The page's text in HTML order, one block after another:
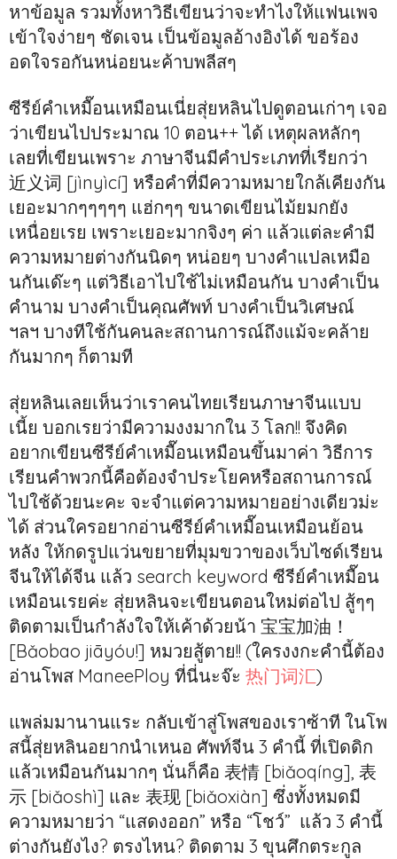
หาข้อมูล รวมทั้งหาวิธีเขียนว่าจะทำไงให้แฟนเพจ
เข้าใจง่ายๆ ชัดเจน เป็นข้อมูลอ้างอิงได้ ขอร้อง
อดใจรอกันหน่อยนะค้าบพลีสๆ
ซีรีย์คำเหมื๊อนเหมือนเนี่ยสุ่ยหลินไปดูตอนเก่าๆ เจอ
ว่าเขียนไปประมาณ 10 ตอน++ ได้ เหตุผลหลักๆ
เลยที่เขียนเพราะ ภาษาจีนมีคำประเภทที่เรียกว่า
近义词 [jìnyìcí] หรือคำที่มีความหมายใกล้เคียงกัน
เยอะมากๆๆๆๆๆ แฮ่กๆๆ ขนาดเขียนไม้ยมกยัง
เหนื่อยเรย เพราะเยอะมากจิงๆ ค่า แล้วแต่ละคำมี
ความหมายต่างกันนิดๆ หน่อยๆ บางคำแปลเหมือ
นกันเด๊ะๆ แต่วิธีเอาไปใช้ไม่เหมือนกัน บางคำเป็น
คำนาม บางคำเป็นคุณศัพท์ บางคำเป็นวิเศษณ์
ฯลฯ บางทีใช้กันคนละสถานการณ์ถึงแม้จะคล้าย
กันมากๆ ก็ตามที
สุ่ยหลินเลยเห็นว่าเราคนไทยเรียนภาษาจีนแบบ
เนี้ย บอกเรยว่ามีความงงมากใน 3 โลก!! จึงคิด
อยากเขียนซีรีย์คำเหมื๊อนเหมือนขึ้นมาค่า วิธีการ
เรียนคำพวกนี้คือต้องจำประโยคหรือสถานการณ์
ไปใช้ด้วยนะคะ จะจำแต่ความหมายอย่างเดียวม่ะ
ได้ ส่วนใครอยากอ่านซีรีย์คำเหมื๊อนเหมือนย้อน
หลัง ให้กดรูปแว่นขยายที่มุมขวาของเว็บไซด์เรียน
จีนให้ได้จีน แล้ว search keyword ซีรีย์คำเหมื๊อน
เหมือนเรยค่ะ สุ่ยหลินจะเขียนตอนใหม่ต่อไป สู้ๆๆ
ติดตามเป็นกำลังใจให้เค้าด้วยน้า 宝宝加油！
[Bǎobao jiāyóu!] หมวยสู้ตาย!! (ใครงงกะคำนี้ต้อง
อ่านโพส ManeePloy ที่นี่นะจ๊ะ 热门词汇)
แพล่มมานานแระ กลับเข้าสู่โพสของเราซ้าที ในโพ
สนี้สุ่ยหลินอยากนำเหนอ ศัพท์จีน 3 คำนี้ ที่เปิดดิก
แล้วเหมือนกันมากๆ นั่นก็คือ 表情 [biǎoqíng], 表
示 [biǎoshì] และ 表现 [biǎoxiàn] ซึ่งทั้งหมดมี
ความหมายว่า “แสดงออก” หรือ “โชว์” แล้ว 3 คำนี้
ต่างกันยังไง? ตรงไหน? ติดตาม 3 ขุนศึกตระกูล